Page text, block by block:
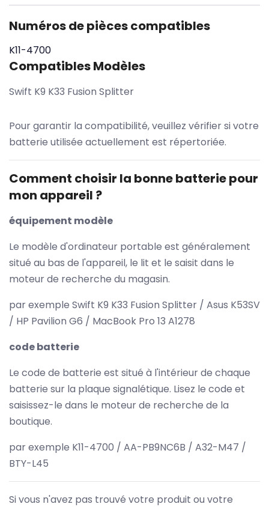
Numéros de pièces compatibles
K11-4700
Compatibles Modèles
Swift K9 K33 Fusion Splitter
Pour garantir la compatibilité, veuillez vérifier si votre
batterie utilisée actuellement est répertoriée.
Comment choisir la bonne batterie pour
mon appareil ?
équipement modèle
Le modèle d'ordinateur portable est généralement
situé au bas de l'appareil, le lit et le saisit dans le
moteur de recherche du magasin.
par exemple Swift K9 K33 Fusion Splitter / Asus K53SV
/ HP Pavilion G6 / MacBook Pro 13 A1278
code batterie
Le code de batterie est situé à l'intérieur de chaque
batterie sur la plaque signalétique. Lisez le code et
saisissez-le dans le moteur de recherche de la
boutique.
par exemple K11-4700 / AA-PB9NC6B / A32-M47 /
BTY-L45
Si vous n'avez pas trouvé votre produit ou votre